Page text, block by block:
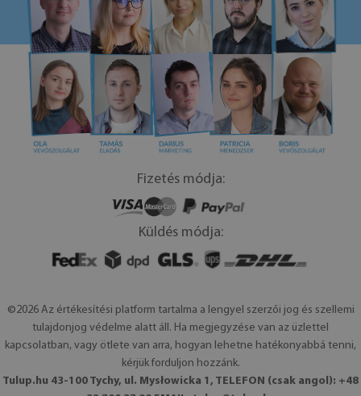
Fizetés módja:
Küldés módja:
©2026 Az értékesítési platform tartalma a lengyel szerzői jog és szellemi
tulajdonjog védelme alatt áll. Ha megjegyzése van az üzlettel
kapcsolatban, vagy ötlete van arra, hogyan lehetne hatékonyabbá tenni,
kérjük forduljon hozzánk.
Tulup.hu 43-100 Tychy, ul. Mysłowicka 1, TELEFON (csak angol): +48